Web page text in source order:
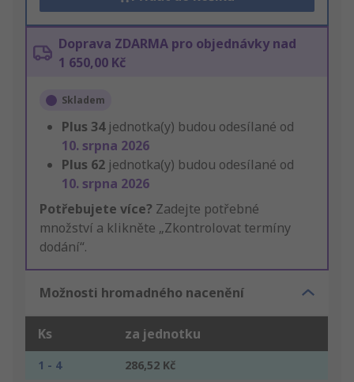
Doprava ZDARMA pro objednávky nad
1 650,00 Kč
Skladem
Plus 34 jednotka(y) budou odesílané od
10. srpna 2026
Plus 62 jednotka(y) budou odesílané od
10. srpna 2026
Potřebujete více? Zadejte potřebné
množství a klikněte „Zkontrolovat termíny
dodání“.
Možnosti hromadného nacenění
Ks za jednotku
1 - 4
286,52 Kč